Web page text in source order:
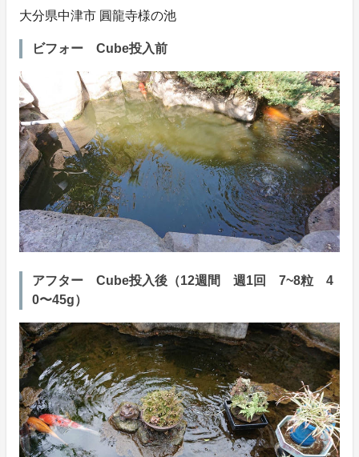
大分県中津市 圓龍寺様の池
ビフォー Cube投入前
アフター Cube投入後（12週間 週1回 7~8粒 4
0〜45g）